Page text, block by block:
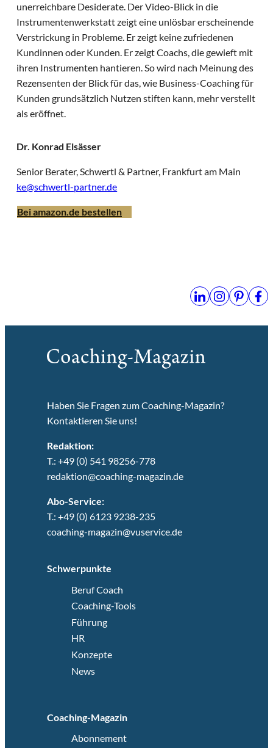
unerreichbare Desiderate. Der Video-Blick in die
Instrumentenwerkstatt zeigt eine unlösbar erscheinende
Verstrickung in Probleme. Er zeigt keine zufriedenen
Kundinnen oder Kunden. Er zeigt Coachs, die gewieft mit
ihren Instrumenten hantieren. So wird nach Meinung des
Rezensenten der Blick für das, wie Business-Coaching für
Kunden grundsätzlich Nutzen stiften kann, mehr verstellt
als eröffnet.
Dr. Konrad Elsässer
Senior Berater, Schwertl & Partner, Frankfurt am Main
ke@schwertl-partner.de
Bei amazon.de bestellen
Haben Sie Fragen zum Coaching-Magazin?
Kontaktieren Sie uns!
Redaktion:
T.: +49 (0) 541 98256-778
redaktion@coaching-magazin.de
Abo-Service:
T.: +49 (0) 6123 9238-235
coaching-magazin@vuservice.de
Schwerpunkte
Beruf Coach
Coaching-Tools
Führung
HR
Konzepte
News
Coaching-Magazin
Abonnement